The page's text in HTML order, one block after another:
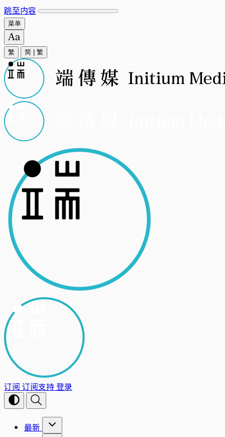
跳至内容
菜单
繁 简 繁
订阅 订阅支持登录
最新